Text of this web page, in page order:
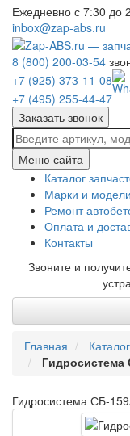
Ежедневно с 7:30 до
inbox@zap-abs.ru
8 (800) 200-03-54
+7 (925) 373-11-08
+7 (495) 255-44-47
Заказать звонок
Меню сайта
Каталог
Марки и модели
Ремонт
Оплата и
Контакты
Звоните и
Главная
Гидросистема
Гидросистема СБ-